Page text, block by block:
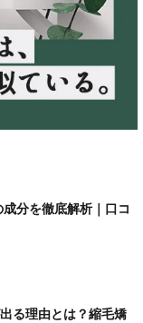
分を徹底解析｜口コ
る理由とは？縮毛矯